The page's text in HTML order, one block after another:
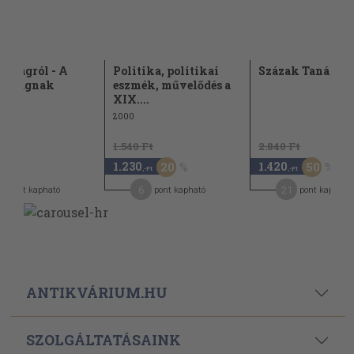
- A
pont kapható
Politika, politikai
eszmék, művelődés a
XIX....
2000
1.540 Ft
1.230 ,-Ft 20
pont kapható
Százak Tanácsa
2.840 Ft
1.420 ,-Ft 50
pont kapható
ANTIKVÁRIUM.HU
SZOLGÁLTATÁSAINK